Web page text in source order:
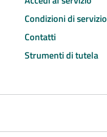
Condizioni di servizio
Contatti
Strumenti di tutela